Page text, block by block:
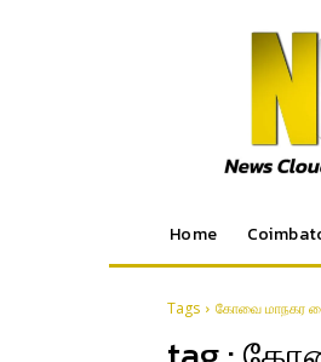
Home
Tags கோவை மாநகர